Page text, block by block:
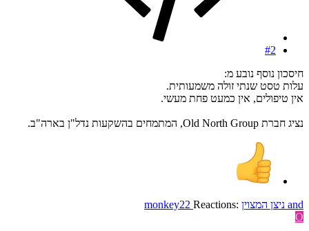
#2
חיסכון נוסף נובע מ:
עלות טסט שנתי זולה משמעותית.
אין טיפולים, אין כמעט פחת מעשי.
נציג חברת Old North Group, המתמחים בהשקעות נדל"ן בארה"ב.
Reactions: ניצן המצוין and
monkey22
O